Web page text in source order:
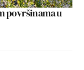
površinama u